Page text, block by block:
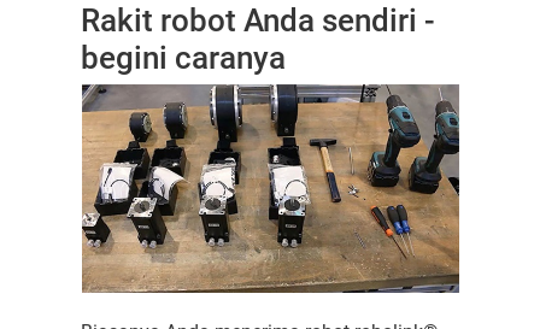
Rakit robot Anda sendiri -
begini caranya